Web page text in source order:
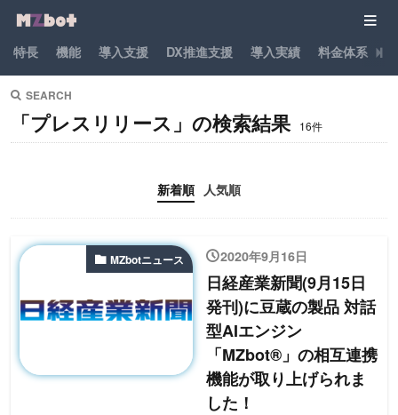
特長 機能 導入支援 DX推進支援 導入実績 料金体系
SEARCH
「プレスリリース」の検索結果 16件
新着順 人気順
MZbotニュース 2020年9月16日
日経産業新聞(9月15日
発刊)に豆蔵の製品 対話
型AIエンジン
「MZbot®」の相互連携
機能が取り上げられま
した！